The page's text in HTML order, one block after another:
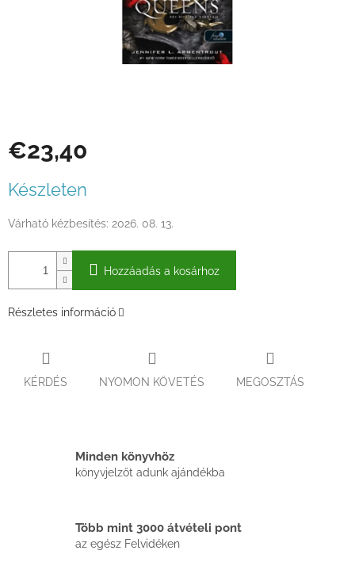
€23,40
Készleten
Várható kézbesítés: 2026. 08. 13.
Hozzáadás a kosárhoz
Részletes információ
KÉRDÉS NYOMON KÖVETÉS MEGOSZTÁS
Minden könyvhöz
könyvjelzőt adunk ajándékba
Több mint 3000 átvételi pont
az egész Felvidéken